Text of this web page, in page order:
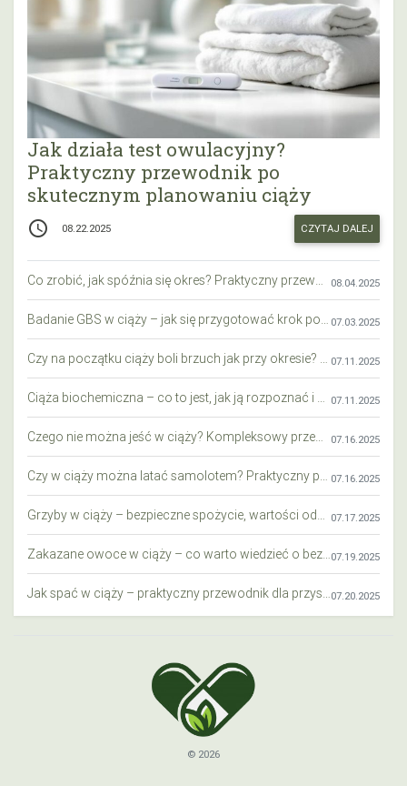
Jak działa test owulacyjny?
Praktyczny przewodnik po
skutecznym planowaniu ciąży
access_time 08.22.2025 CZYTAJ DALEJ
08.04.2025
07.03.2025
07.11.2025
07.11.2025
07.16.2025
07.16.2025
07.17.2025
07.19.2025
07.20.2025
© 2026